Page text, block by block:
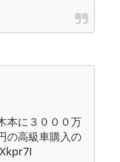
本に３０００万
の高級車購入の